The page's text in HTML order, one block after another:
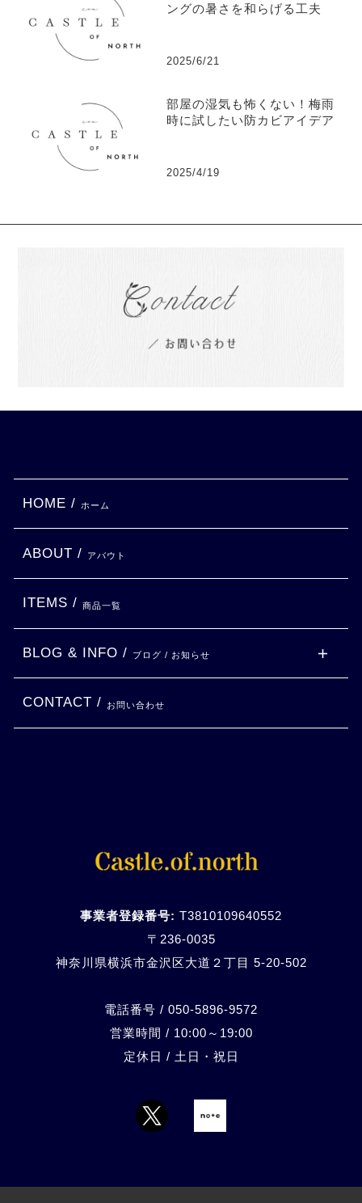
ングの暑さを和らげる工夫
2025/6/21
部屋の湿気も怖くない！梅雨
時に試したい防カビアイデア
2025/4/19
事業者登録番号: T3810109640552
〒236-0035
神奈川県横浜市金沢区大道２丁目 5-20-502
電話番号 / 050-5896-9572
営業時間 / 10:00～19:00
定休日 / 土日・祝日
HOME / ホーム
ABOUT / アバウト
ITEMS / 商品一覧
BLOG & INFO / ブログ / お知らせ
CONTACT / お問い合わせ